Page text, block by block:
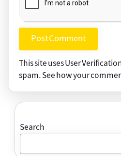
This site uses User
spam.See how your
Search